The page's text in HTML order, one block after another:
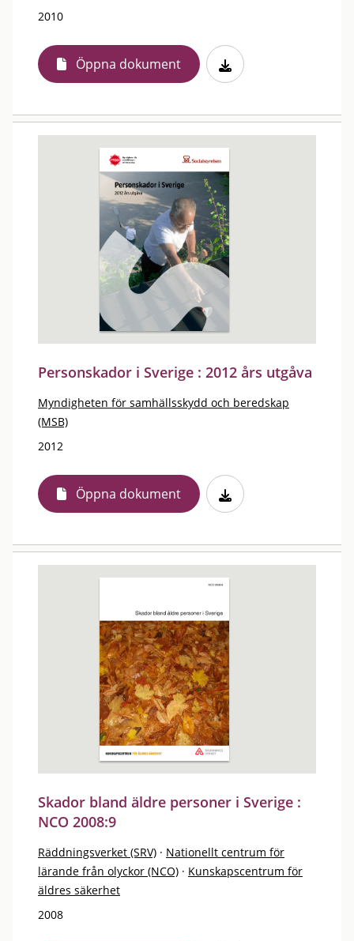
2010
Öppna dokument
Personskador i Sverige : 2012 års utgåva
Myndigheten för samhällsskydd och beredskap
(MSB)
2012
Öppna dokument
Skador bland äldre personer i Sverige :
NCO 2008:9
Räddningsverket (SRV) · Nationellt centrum för
lärande från olyckor (NCO) · Kunskapscentrum för
äldres säkerhet
2008